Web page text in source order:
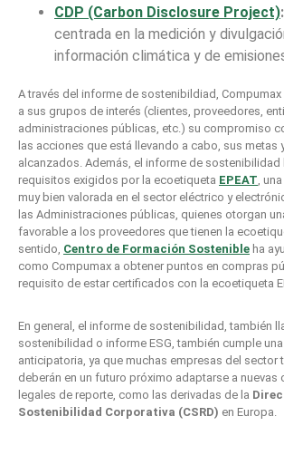
CDP (Carbon Disclosure Project):
centrada en la medición y
información climática y de
A través del informe de sostenibildiad,
a sus grupos de interés (clientes, proveedores,
administraciones públicas, etc.) su compromiso
las acciones que está llevando a cabo, sus metas
alcanzados. Además, el informe de sostenibilidad
requisitos exigidos por la ecoetiqueta EPEAT,
muy bien valorada en el sector eléctrico y
las Administraciones públicas, quienes otorgan
favorable a los proveedores que tienen la
sentido, Centro de Formación Sostenible ha
como Compumax a obtener puntos en compras
requisito de estar certificados con la ecoetiqueta
En general, el informe de sostenibilidad, también
sostenibilidad o informe ESG, también cumple
anticipatoria, ya que muchas empresas del sector
deberán en un futuro próximo adaptarse a nuevas
legales de reporte, como las derivadas de la
Sostenibilidad Corporativa (CSRD) en Europa.